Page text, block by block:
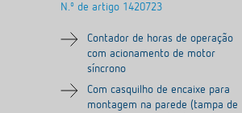
N.º de artigo 1420723
Contador de horas de operação
com acionamento de motor
síncrono
Com casquilho de encaixe para
montagem na parede (tampa de